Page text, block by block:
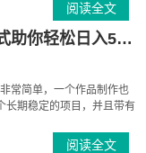
阅读全文
自带流量的壁纸作品，多种变现方式助你轻松日入500+
常简单，一个作品制作也
长期稳定的项目，并且带有
阅读全文